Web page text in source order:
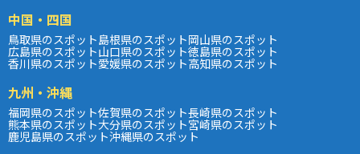
中国・四国
鳥取県のスポット島根県のスポット岡山県のスポット
広島県のスポット山口県のスポット徳島県のスポット
香川県のスポット愛媛県のスポット高知県のスポット
九州・沖縄
福岡県のスポット佐賀県のスポット長崎県のスポット
熊本県のスポット大分県のスポット宮崎県のスポット
鹿児島県のスポット沖縄県のスポット